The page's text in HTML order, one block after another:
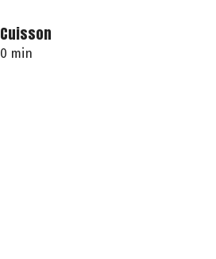
Cuisson
0 min